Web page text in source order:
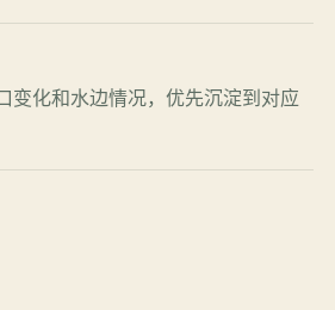
变化和水边情况，优先沉淀到对应